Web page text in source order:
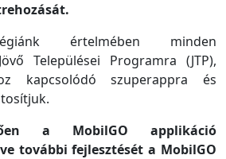
értelmében minden
Települései Programra (JTP),
kapcsolódó szuperappra és
a MobilGO applikáció
további fejlesztését a MobilGO